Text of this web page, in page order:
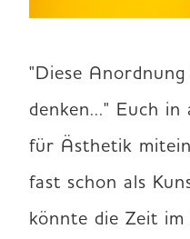
"Diese
denken..." Euch
für Ästhetik
fast schon als
könnte die Zeit im